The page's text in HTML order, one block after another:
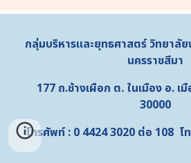
กลุ่มบริหารและยุทธศาสตร์ วิทยาลั
นครราชสีมา
177 ถ.ช้างเผือก ต. ในเมือง อ. เ
30000
โทรศัพท์ : 0 4424 3020 ต่อ 108 โ